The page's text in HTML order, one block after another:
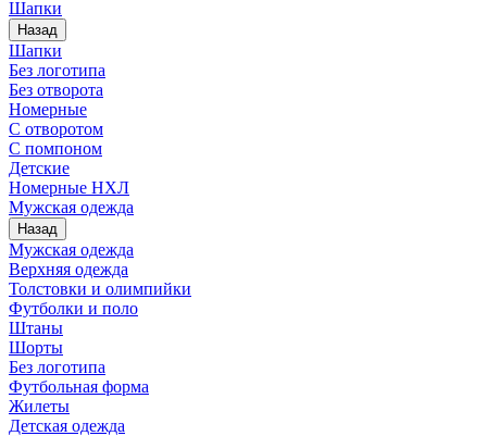
Шапки
Назад
Шапки
Без логотипа
Без отворота
Номерные
С отворотом
С помпоном
Детские
Номерные НХЛ
Мужская одежда
Назад
Мужская одежда
Верхняя одежда
Толстовки и олимпийки
Футболки и поло
Штаны
Шорты
Без логотипа
Футбольная форма
Жилеты
Детская одежда